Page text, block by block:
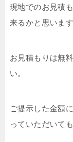
現地でのお見積
来るかと思いま
お見積もりは無
い。
ご提示した金額
っていただいて